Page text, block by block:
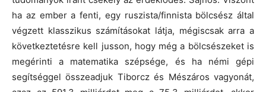
ha az ember a fenti, egy ruszista/finnista bölcsész által
végzett klasszikus számításokat látja, mégiscsak arra a
következtetésre kell jusson, hogy még a bölcsészeket is
megérinti a matematika szépsége, és ha némi gépi
segítséggel összeadjuk Tiborcz és Mészáros vagyonát,